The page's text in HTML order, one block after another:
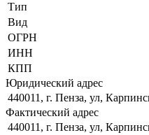
Тип
Вид
ОГРН
ИНН
КПП
Юридический адрес
440011, г. Пенза, ул,
Фактический адрес
440011, г. Пенза, ул,